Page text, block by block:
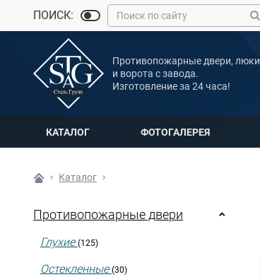
ПОИСК:
Противопожарные двери, люки
и ворота с завода.
Изготовление за 24 часа!
КАТАЛОГ ФОТОГАЛЕРЕЯ
Каталог
Противопожарные двери
Глухие (125)
Остекленные (30)
MAX
Мы онлайн